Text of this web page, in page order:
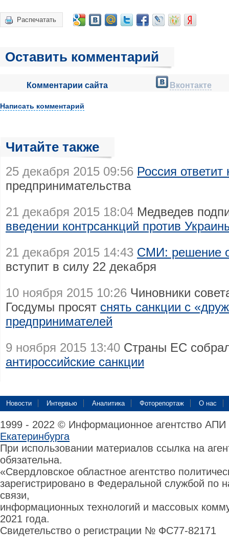
Распечатать
Оставить комментарий
Комментарии сайта Вконтакте
Написать комментарий
Читайте также
25 декабря 2015 09:56 Россия ответит
предпринимательства
21 декабря 2015 18:04 Медведев
введении контрсанкций против
21 декабря 2015 14:43 СМИ: решение о
вступит в силу 22 декабря
10 ноября 2015 10:26 Чиновники
Госдумы просят снять санкции с
предпринимателей
9 ноября 2015 13:40 Страны ЕС
антироссийские санкции
Новости Интервью Аналитика Фоторепортаж О нас
1999 - 2022 © Информационное агентство
Екатеринбурга
При использовании материалов ссылка на
обязательна.
«Свердловское областное агентство
зарегистрировано в Федеральной службой по
связи,
информационных технологий и массовых
2021 года.
Свидетельство о регистрации № ФС77-82171